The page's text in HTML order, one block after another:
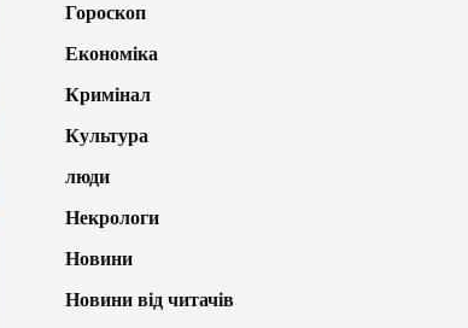
Гороскоп
Економіка
Кримінал
Культура
люди
Некрологи
Новини
Новини від читачів